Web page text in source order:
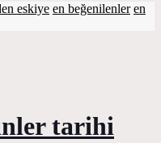
eskiye en beğenilenler en
tarihi